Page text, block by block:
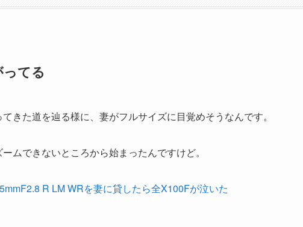
てる
きた道を辿る様に、妻がフルサイズに目覚めそうなんです。
ムできないところから始まったんですけど。
R LM WRを妻に貸したら全X100Fが泣いた